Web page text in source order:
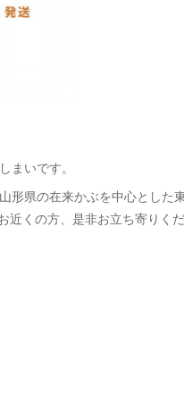
いです。
形県の在来かぶを中心とした
近くの方、是非お立ち寄りく